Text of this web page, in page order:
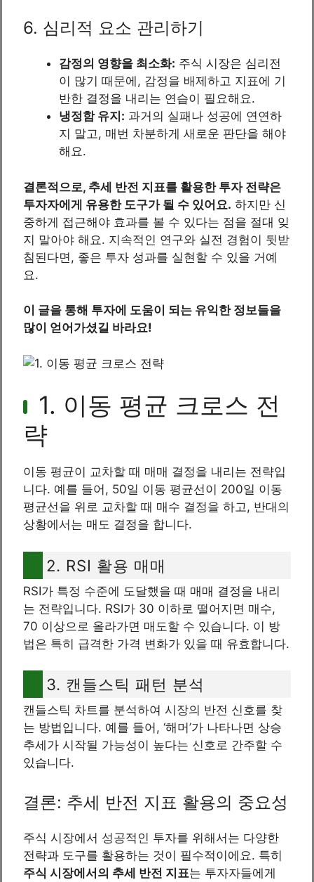
6. 심리적 요소 관리하기
감정의 영향을 최소화: 주식 시장은 심리전
이 많기 때문에, 감정을 배제하고 지표에 기
반한 결정을 내리는 연습이 필요해요.
냉정함 유지: 과거의 실패나 성공에 연연하
지 말고, 매번 차분하게 새로운 판단을 해야
해요.
결론적으로, 추세 반전 지표를 활용한 투자 전략은
투자자에게 유용한 도구가 될 수 있어요. 하지만 신
중하게 접근해야 효과를 볼 수 있다는 점을 절대 잊
지 말아야 해요. 지속적인 연구와 실전 경험이 뒷받
침된다면, 좋은 투자 성과를 실현할 수 있을 거예
요.
이 글을 통해 투자에 도움이 되는 유익한 정보들을
많이 얻어가셨길 바라요!
1. 이동 평균 크로스 전
략
이동 평균이 교차할 때 매매 결정을 내리는 전략입
니다. 예를 들어, 50일 이동 평균선이 200일 이동
평균선을 위로 교차할 때 매수 결정을 하고, 반대의
상황에서는 매도 결정을 합니다.
2. RSI 활용 매매
RSI가 특정 수준에 도달했을 때 매매 결정을 내리
는 전략입니다. RSI가 30 이하로 떨어지면 매수,
70 이상으로 올라가면 매도할 수 있습니다. 이 방
법은 특히 급격한 가격 변화가 있을 때 유효합니다.
3. 캔들스틱 패턴 분석
캔들스틱 차트를 분석하여 시장의 반전 신호를 찾
는 방법입니다. 예를 들어, ‘해머’가 나타나면 상승
추세가 시작될 가능성이 높다는 신호로 간주할 수
있습니다.
결론: 추세 반전 지표 활용의 중요성
주식 시장에서 성공적인 투자를 위해서는 다양한
전략과 도구를 활용하는 것이 필수적이에요. 특히
주식 시장에서의 추세 반전 지표는 투자자들에게